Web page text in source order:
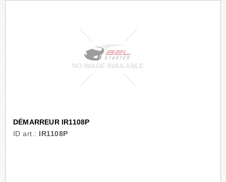
DÉMARREUR IR1108P
ID art.: IR1108P